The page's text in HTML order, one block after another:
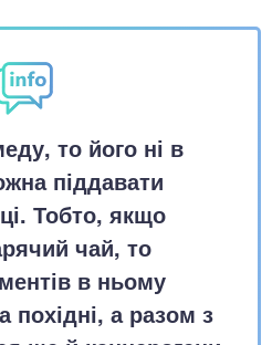
то його ні в
піддавати
Тобто, якщо
чай, то
в ньому
похідні, а разом з